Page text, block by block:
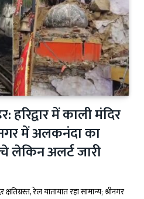
हरिद्वार में काली मंदिर
में अलकनंदा का
अलर्ट जारी
रेल यातायात रहा सामान्य; श्रीनगर